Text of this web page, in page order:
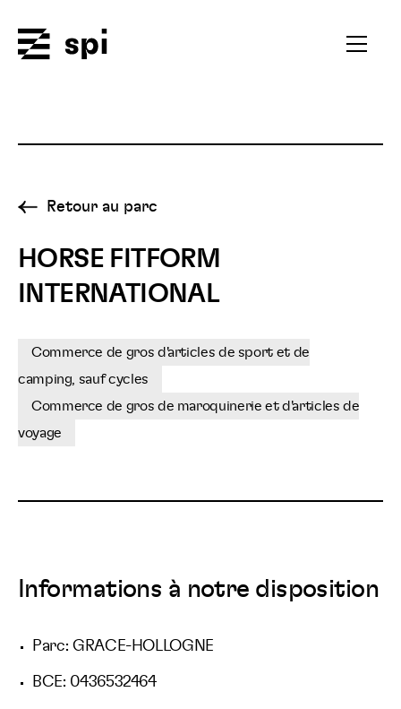
Ouvrir
Retour au parc
HORSE FITFORM
INTERNATIONAL
Commerce de gros d'articles de sport et de
camping, sauf cycles
Commerce de gros de maroquinerie et d'articles de
voyage
Informations à notre disposition
Parc: GRACE-HOLLOGNE
BCE: 0436532464